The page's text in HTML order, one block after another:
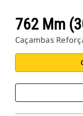
762 Mm
Caçambas